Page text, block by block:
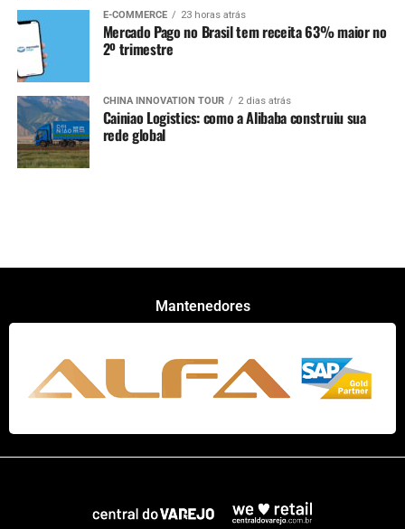
E-COMMERCE 23 horas atrás
Mercado Pago no Brasil tem receita 63% maior no
2º trimestre
CHINA INNOVATION TOUR 2 dias atrás
Cainiao Logistics: como a Alibaba construiu sua
rede global
Mantenedores